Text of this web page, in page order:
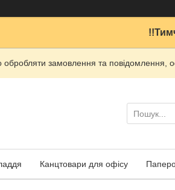
замовлення та повідомлення,
Канцтовари для офісу